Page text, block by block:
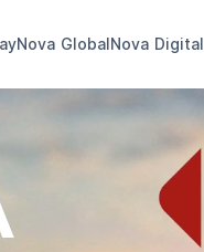
Nova GlobalNova Digital